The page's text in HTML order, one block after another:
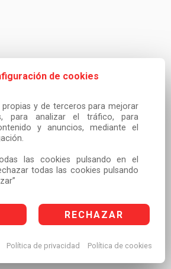
de cookies
y de terceros para mejorar
para analizar el tráfico, para
y anuncios, mediante el
las cookies pulsando en el
todas las cookies pulsando
RECHAZAR
Política de privacidad Política de cookies